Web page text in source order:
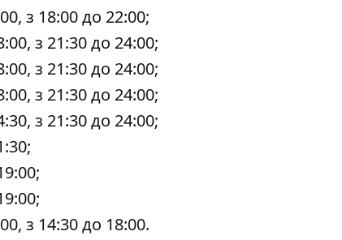
з 18:00 до 22:00;
з 21:30 до 24:00;
з 21:30 до 24:00;
з 21:30 до 24:00;
з 21:30 до 24:00;
з 14:30 до 18:00.